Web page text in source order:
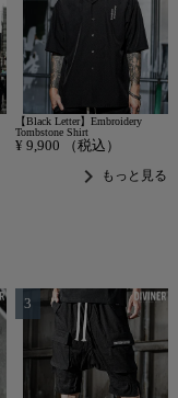
【Black Letter】Embroidery
Tombstone Shirt
¥ 9,900 （税込）
chevron_right もっと見る